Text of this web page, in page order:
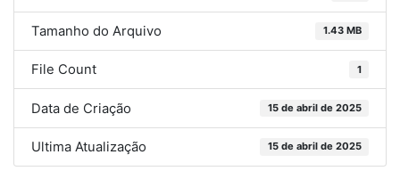
Tamanho do Arquivo 1.43 MB
File Count 1
Data de Criação 15 de abril de 2025
Ultima Atualização 15 de abril de 2025